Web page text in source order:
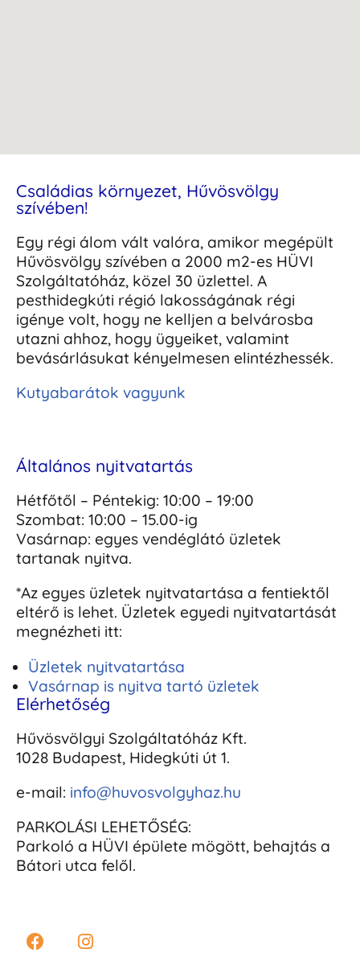
Családias környezet, Hűvösvölgy
szívében!
Egy régi álom vált valóra, amikor megépült
Hűvösvölgy szívében a 2000 m2-es HÜVI
Szolgáltatóház, közel 30 üzlettel. A
pesthidegkúti régió lakosságának régi
igénye volt, hogy ne kelljen a belvárosba
utazni ahhoz, hogy ügyeiket, valamint
bevásárlásukat kényelmesen elintézhessék.
Kutyabarátok vagyunk
Általános nyitvatartás
Hétfőtől – Péntekig: 10:00 – 19:00
Szombat: 10:00 – 15.00-ig
Vasárnap: egyes vendéglátó üzletek
tartanak nyitva.
*Az egyes üzletek nyitvatartása a fentiektől
eltérő is lehet. Üzletek egyedi nyitvatartását
megnézheti itt:
Üzletek nyitvatartása
Vasárnap is nyitva tartó üzletek
Elérhetőség
Hűvösvölgyi Szolgáltatóház Kft.
1028 Budapest, Hidegkúti út 1.
e-mail: info@huvosvolgyhaz.hu
PARKOLÁSI LEHETŐSÉG:
Parkoló a HÜVI épülete mögött, behajtás a
Bátori utca felől.